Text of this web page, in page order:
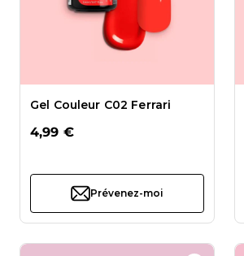
Gel Couleur C02 Ferrari
4,99 €
Prévenez-moi